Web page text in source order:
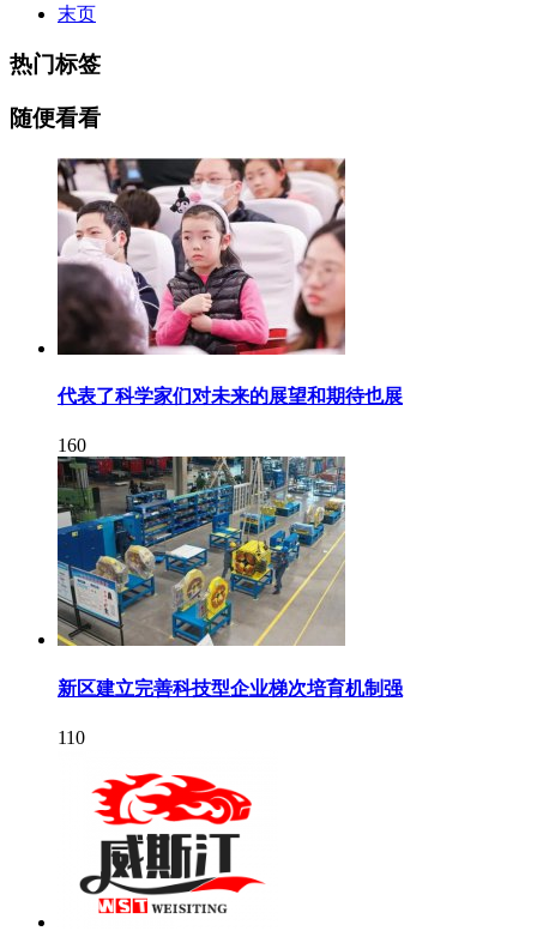
末页
热门标签
随便看看
代表了科学家们对未来的展望和期待也展
160
新区建立完善科技型企业梯次培育机制强
110